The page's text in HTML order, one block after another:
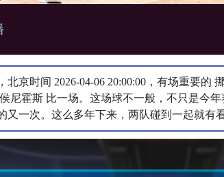
北京时间 2026-04-06 20:00:00，有场重要
尼霍斯 比一场。​这场球不一般，不只是今
又一次。这么多年下来，两队碰到一起就有